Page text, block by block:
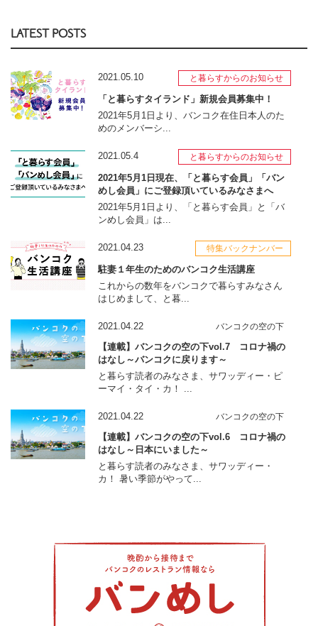
LATEST POSTS
2021.05.10 と暮らすからのお知らせ
「と暮らすタイランド」新規会員募集中！
2021年5月1日より、バンコク在住日本人のた
めのメンバーシ...
2021.05.4 と暮らすからのお知らせ
2021年5月1日現在、「と暮らす会員」「バン
めし会員」にご登録頂いているみなさまへ
2021年5月1日より、「と暮らす会員」と「バ
ンめし会員」は...
2021.04.23 特集バックナンバー
駐妻１年生のためのバンコク生活講座
これからの数年をバンコクで暮らすみなさん
はじめまして、と暮...
2021.04.22 バンコクの空の下
【連載】バンコクの空の下vol.7 コロナ禍の
はなし～バンコクに戻ります～
と暮らす読者のみなさま、サワッディー・ピ
ーマイ・タイ・カ！ ...
2021.04.22 バンコクの空の下
【連載】バンコクの空の下vol.6 コロナ禍の
はなし～日本にいました～
と暮らす読者のみなさま、サワッディー・
カ！ 暑い季節がやって...